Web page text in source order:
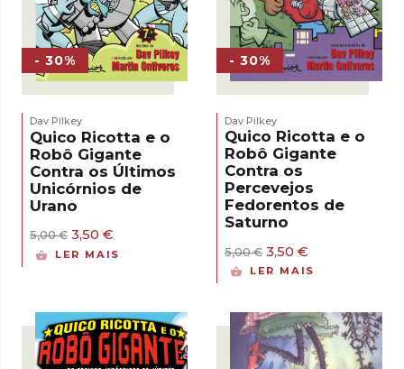
- 30%
Dav Pilkey
Quico Ricotta e o
Robô Gigante
Contra os Últimos
Unicórnios de
Urano
5,00€ O
preço
3,50 €
preço
LER MAIS
- 30%
Dav Pilkey
Quico Ricotta e o
Robô Gigante
Contra os
Percevejos
Fedorentos de
Saturno
5,00€ O
preço
5,00 €.
3,50 €
preço
3,50 €.
LER MAIS